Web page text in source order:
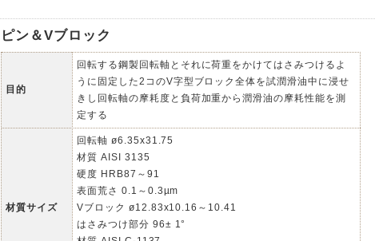
ピン＆Vブロック
目的
回転する鋼製回転軸とそれに荷重をかけてはさみつけるよ
うに固定した2コのV字型ブロック全体を試潤滑油中に浸せ
きし回転軸の摩耗度と負荷加重から潤滑油の摩耗性能を測
定する
材質サイズ
回転軸 ø6.35x31.75
材質 AISI 3135
硬度 HRB87～91
表面荒さ 0.1～0.3µm
Vブロック ø12.83x10.16～10.41
はさみつけ部分 96± 1°